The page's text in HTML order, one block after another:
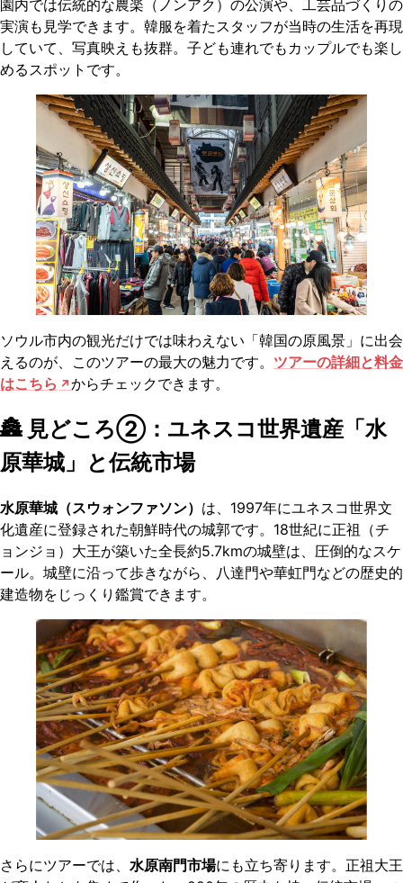
園内では伝統的な農楽（ノンアク）の公演や、工芸品づくりの
実演も見学できます。韓服を着たスタッフが当時の生活を再現
していて、写真映えも抜群。子ども連れでもカップルでも楽し
めるスポットです。
ソウル市内の観光だけでは味わえない「韓国の原風景」に出会
えるのが、このツアーの最大の魅力です。 ツアーの詳細と料金
はこちら
からチェックできます。
🏯 見どころ②：ユネスコ世界遺産「水
原華城」と伝統市場
水原華城（スウォンファソン） は、1997年にユネスコ世界文
化遺産に登録された朝鮮時代の城郭です。18世紀に正祖（チ
ョンジョ）大王が築いた全長約5.7kmの城壁は、圧倒的なスケ
ール。城壁に沿って歩きながら、八達門や華虹門などの歴史的
建造物をじっくり鑑賞できます。
さらにツアーでは、 水原南門市場にも立ち寄ります。正祖大王